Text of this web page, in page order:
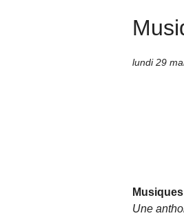
lundi 29
Une